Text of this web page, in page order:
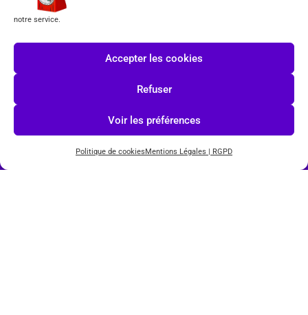
notre service.
Accepter les cookies
Refuser
Voir les préférences
Politique de cookiesMentions Légales | RGPD
Tous les produits vendus sur ce site sont fabriqués par LEGO exclusivement. LEGO® est une
marque déposée par The LEGO Group. Les propriétaires des marques respectives citées sur le site
en restent les propriétaires. Tous droits réservés.
INSCRIPTION À LA NEWSLETTER